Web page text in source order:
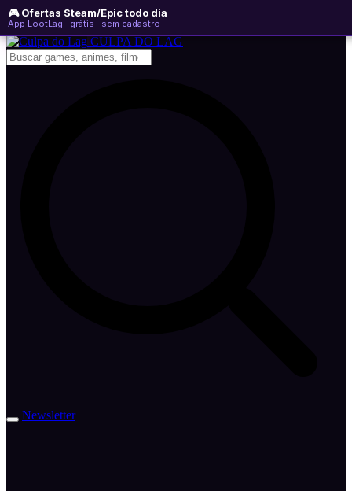
🎮 Ofertas Steam/Epic todo dia
App LootLag · grátis · sem cadastro
segunda-feira, 10 de agosto de 2026
Newsletter
CULPA DO LAG
Newsletter